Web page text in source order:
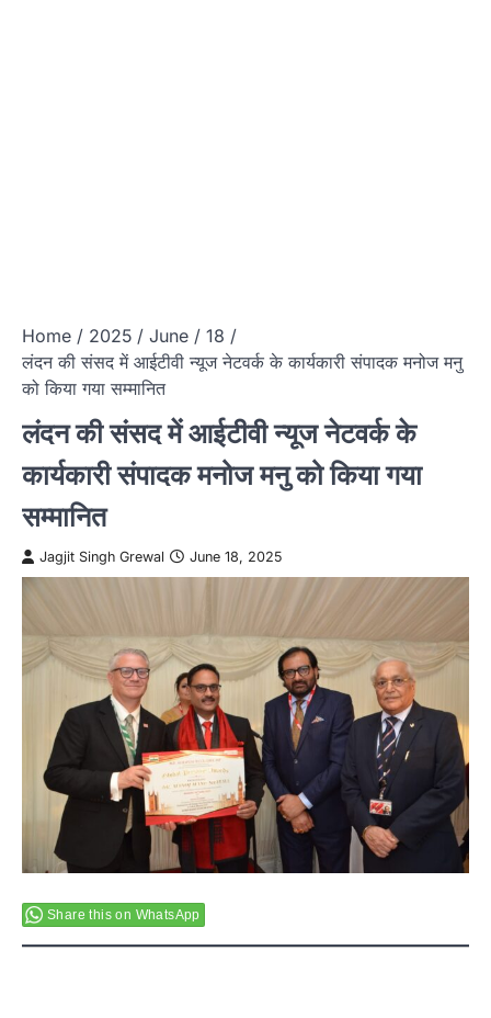
Home 2025 June
18
लंदन की संसद में आईटीवी न्यूज नेटवर्क के कार्यकारी संपादक मनोज मनु
को किया गया सम्मानित
लंदन की संसद में आईटीवी न्यूज नेटवर्क के
कार्यकारी संपादक मनोज मनु को किया गया
सम्मानित
Jagjit Singh Grewal June 18, 2025
Share this on WhatsApp